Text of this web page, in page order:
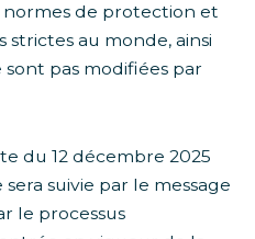
de protection et
strictes au monde, ainsi
pas modifiées par
du 12 décembre 2025
sera suivie par le message
le processus